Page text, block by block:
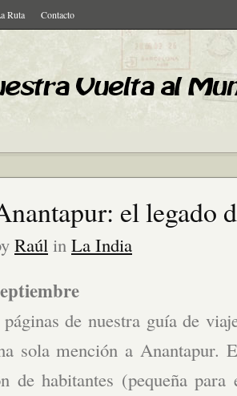
Ruta Contacto
el legado
Raúl in La India
de nuestra guía de
sola mención a Anantapur.
de habitantes (pequeña para